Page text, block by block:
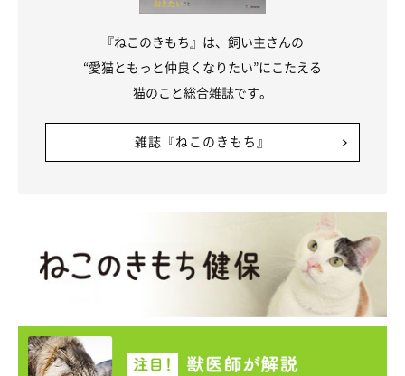
『ねこのきもち』は、飼い主さんの
“愛猫ともっと仲良くなりたい”にこたえる
猫のこと総合雑誌です。
雑誌『ねこのきもち』